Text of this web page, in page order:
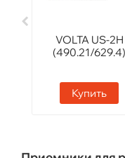
VOLTA US-2H
(490.21/629.4)
Купить